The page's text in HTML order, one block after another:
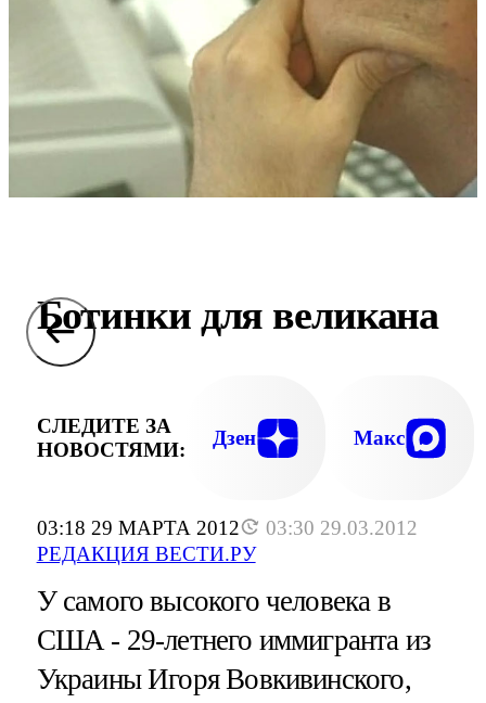
03:18 29 МАРТА 2012
03:30 29.03.2012
РЕДАКЦИЯ ВЕСТИ.РУ
Ботинки для великана
СЛЕДИТЕ ЗА
НОВОСТЯМИ:
Дзен Макс
У самого высокого человека в
США - 29-летнего иммигранта из
Украины Игоря Вовкивинского,